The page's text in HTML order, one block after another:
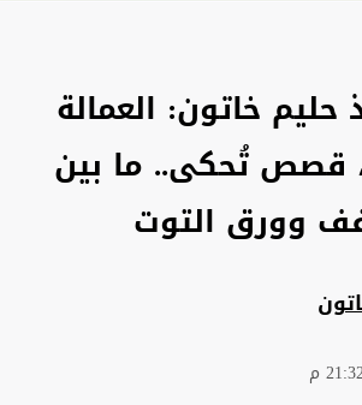
حليم خاتون: العمالة
قصص تُحكى.. ما بين
وورق التوت